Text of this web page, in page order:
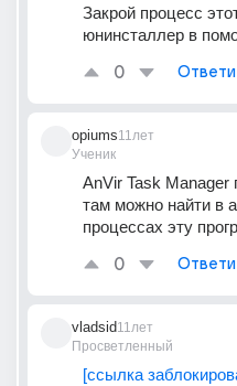
Закрой процесс
юнинсталлер в
0
opiums
Ученик
11лет
AnVir Task Manager
там можно найти в
процессах эту
0
vladsid
Просветленный
11лет
[ссылка